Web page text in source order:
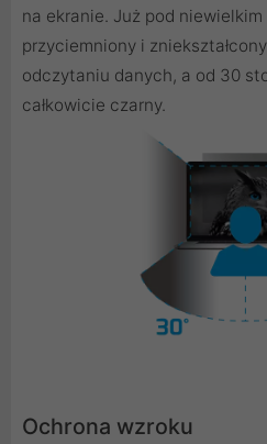
na ekranie. Już pod
przyciemniony i
odczytaniu danych, a od 30
całkowicie czarny.
Ochrona wzroku